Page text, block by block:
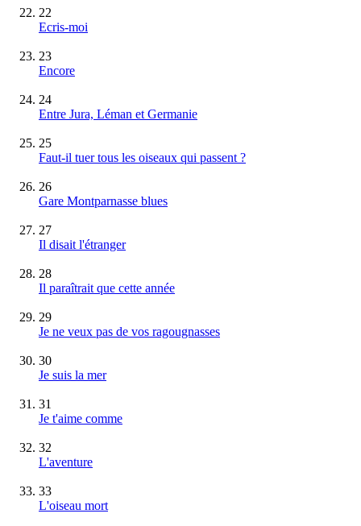
22
Ecris-moi
23
Encore
24
Entre Jura, Léman et Germanie
25
Faut-il tuer tous les oiseaux qui passent ?
26
Gare Montparnasse blues
27
Il disait l'étranger
28
Il paraîtrait que cette année
29
Je ne veux pas de vos ragougnasses
30
Je suis la mer
31
Je t'aime comme
32
L'aventure
33
L'oiseau mort